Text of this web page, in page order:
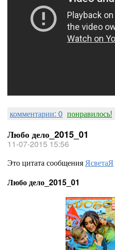
комментарии: 0 понравилось!
Любо дело_2015_01
11-07-2015 15:56
Это цитата сообщенияЯсветаЯ
Любо дело_2015_01